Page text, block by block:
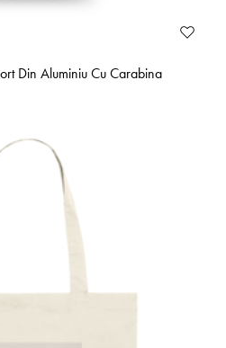
Din Aluminiu Cu Carabina